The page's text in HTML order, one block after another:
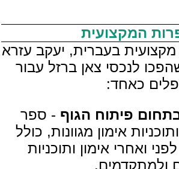
המקצועית
בעברית, יעקב עזרא
לנכסי צאן ברזל עבור
כאחד:
פיתוח הגוף - ספר
אימון מגוונות, כולל
ואחרי אימון ותוכניות
ולמתקדמים.